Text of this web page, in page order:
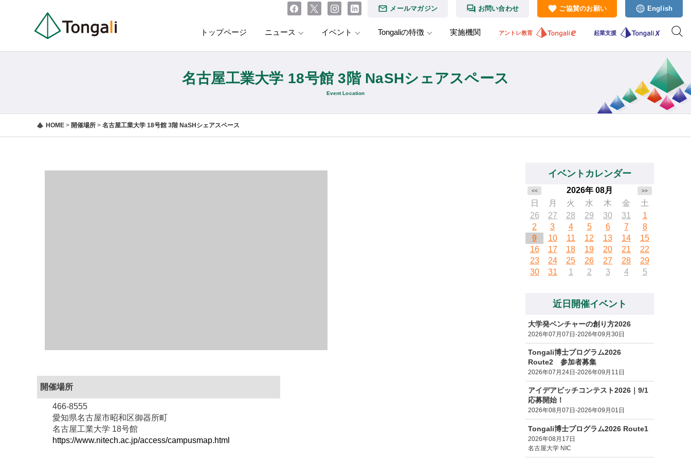
メールマガジン お問い合わせ ご協賛のお願い English
トップページ ニュース イベント Tongaliの特徴 実施機関 アントレ教育 起業支援
名古屋工業大学 18号館 3階 NaSHシェアスペース
Event Location
HOME > 開催場所 > 名古屋工業大学 18号館 3階 NaSHシェアスペース
開催場所
466-8555
愛知県名古屋市昭和区御器所町
名古屋工業大学 18号館
https://www.nitech.ac.jp/access/campusmap.html
イベントカレンダー
<< 2026年 08月 >>
日 月 火 水 木 金
土
26
27 28 29 30 31
1
2
3 4 5 6 7
8
9
10 11 12 13 14
15
16
17 18 19 20 21
22
23
24 25 26 27 28
29
30
31 1 2 3 4 5
近日開催イベント
大学発ベンチャーの創り方2026
2026年07月07日-2026年09月30日
Tongali博士プログラム2026
Route2 参加者募集
2026年07月24日-2026年09月11日
アイデアピッチコンテスト2026｜9/1
応募開始！
2026年08月07日-2026年09月01日
Tongali博士プログラム2026 Route1
2026年08月17日
名古屋大学 NIC